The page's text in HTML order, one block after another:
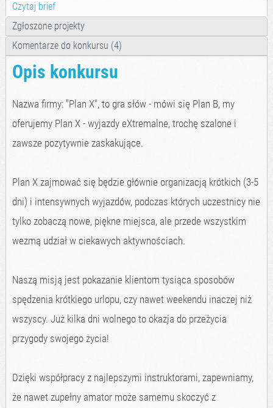
Czytaj brief
Zgłoszone projekty
Komentarze do konkursu (4)
Opis konkursu
Nazwa firmy: "Plan X", to gra słów - mówi się Plan B, my
oferujemy Plan X - wyjazdy eXtremalne, trochę szalone i
zawsze pozytywnie zaskakujące.
Plan X zajmować się będzie głównie organizacją krótkich (3-5
dni) i intensywnych wyjazdów, podczas których uczestnicy nie
tylko zobaczą nowe, piękne miejsca, ale przede wszystkim
wezmą udział w ciekawych aktywnościach.
Naszą misją jest pokazanie klientom tysiąca sposobów
spędzenia krótkiego urlopu, czy nawet weekendu inaczej niż
wszyscy. Już kilka dni wolnego to okazja do przeżycia
przygody swojego życia!
Dzięki współpracy z najlepszymi instruktorami, zapewniamy,
że nawet zupełny amator może samemu skoczyć z